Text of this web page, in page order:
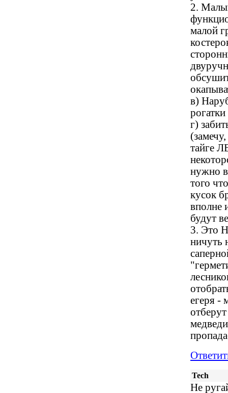
2.
малой
в)
г)
тайге
нужно
того
кусок
вполне
будут
3. Это
ничуть
егеря -
Tech
Не